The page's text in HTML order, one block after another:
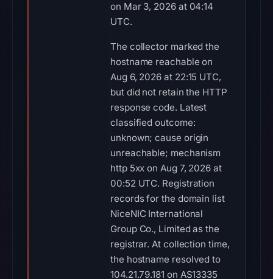
on Mar 3, 2026 at 04:14
UTC.
The collector marked the
hostname reachable on
Aug 6, 2026 at 22:15 UTC,
but did not retain the HTTP
response code. Latest
classified outcome:
unknown; cause origin
unreachable; mechanism
http 5xx on Aug 7, 2026 at
00:52 UTC. Registration
records for the domain list
NiceNIC International
Group Co., Limited as the
registrar. At collection time,
the hostname resolved to
104.21.79.181 on AS13335